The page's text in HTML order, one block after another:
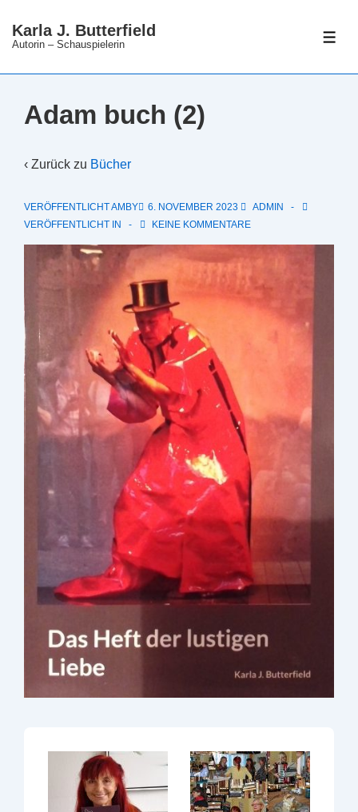
ZumKarla J. Butterfield
Autorin – Schauspielerin
Adam buch (2)
‹ Zurück zu Bücher
VERÖFFENTLICHT AMBY 6. NOVEMBER 2023
ADMIN
VERÖFFENTLICHT IN
KEINE KOMMENTARE